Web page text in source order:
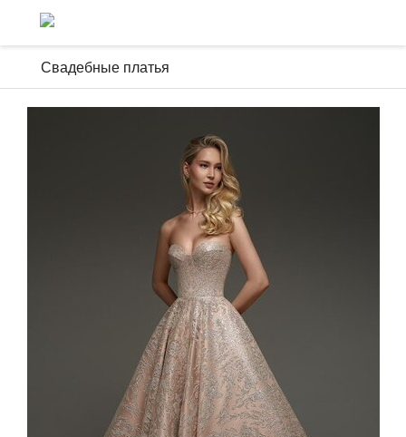
Свадебные платья